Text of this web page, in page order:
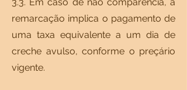
remarcação implica o pagamento de
uma taxa equivalente a um dia de
creche avulso, conforme o preçário
vigente.